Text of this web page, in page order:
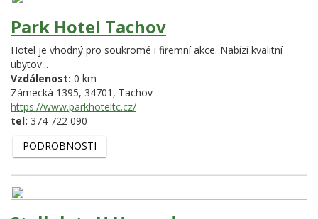
Park Hotel Tachov
Hotel je vhodný pro soukromé i firemní akce. Nabízí kvalitní
ubytov...
Vzdálenost: 0 km
Zámecká 1395, 34701, Tachov
https://www.parkhoteltc.cz/
tel: 374 722 090
PODROBNOSTI